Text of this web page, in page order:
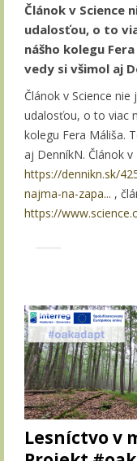
Článok v Science
udalosťou, o to
nášho kolegu
vedy si všimol aj
Článok v Science
udalosťou, o to viac
kolegu Fera Máliša.
aj DenníkN. Článok
https://dennikn.sk/
najma-na-zapa... ,
https://
Lesníctvo v